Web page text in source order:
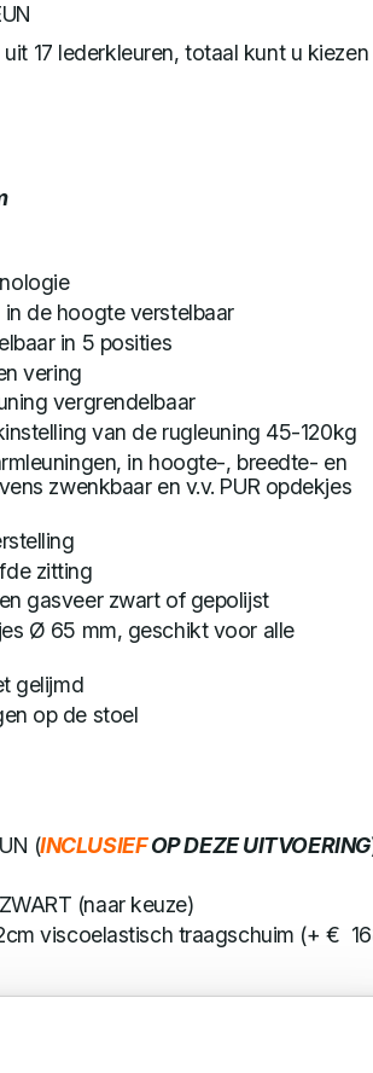
17 lederkleuren, totaal kunt u
de hoogte verstelbaar
in 5 posities
vering
vergrendelbaar
van de rugleuning 45-120kg
in hoogte-, breedte- en
zwenkbaar en v.v. PUR opdekjes
zitting
gasveer zwart of gepolijst
Ø 65 mm, geschikt voor alle
gelijmd
op de stoel
(INCLUSIEFOP DEZE UITVOERING
(naar keuze)
viscoelastisch traagschuim (+ €